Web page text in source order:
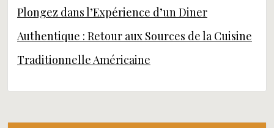
Plongez dans l’Expérience d’un Diner
Authentique : Retour aux Sources de la Cuisine
Traditionnelle Américaine